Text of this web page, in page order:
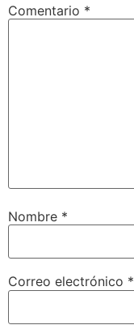
Comentario *
Nombre *
Correo electrónico *